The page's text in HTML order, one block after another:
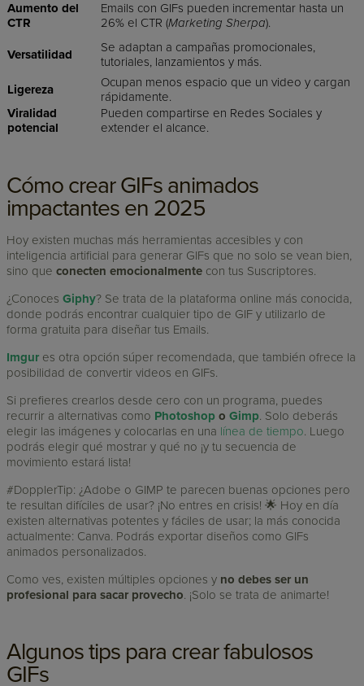
Aumento del
CTR
Emails con GIFs pueden incrementar hasta un
26% el CTR (Marketing Sherpa).
Versatilidad
Se adaptan a campañas promocionales,
tutoriales, lanzamientos y más.
Ligereza
Ocupan menos espacio que un video y cargan
rápidamente.
Viralidad
potencial
Pueden compartirse en Redes Sociales y
extender el alcance.
Cómo crear GIFs animados
impactantes en 2025
Hoy existen muchas más herramientas accesibles y con
inteligencia artificial para generar GIFs que no solo se vean bien,
sino queconecten emocionalmente con tus Suscriptores.
¿ConocesGiphy? Se trata de la plataforma online más conocida,
donde podrás encontrar cualquier tipo de GIF y utilizarlo de
forma gratuita para diseñar tus Emails.
Imgur es otra opción súper recomendada, que también ofrece la
posibilidad de convertir videos en GIFs.
Si prefieres crearlos desde cero con un programa, puedes
recurrir a alternativas como Photoshop oGimp . Solo deberás
elegir las imágenes y colocarlas en una línea de tiempo . Luego
podrás elegir qué mostrar y qué no ¡y tu secuencia de
movimiento estará lista!
#DopplerTip: ¿Adobe o GIMP te parecen buenas opciones pero
te resultan difíciles de usar? ¡No entres en crisis! 🌟 Hoy en día
existen alternativas potentes y fáciles de usar; la más conocida
actualmente: Canva. Podrás exportar diseños como GIFs
animados personalizados.
Como ves, existen múltiples opciones y no debes ser un
profesional para sacar provecho . ¡Solo se trata de animarte!
Algunos tips para crear fabulosos
GIFs